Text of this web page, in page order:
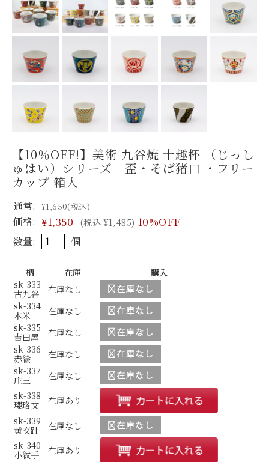
【10％OFF!】美術 九谷焼 十趣杯 （じっし
ゅはい）シリーズ 盃・そば猪口 ・フリー
カップ 箱入
通常: ¥1,650(税込)
価格: ¥1,350 (税込 ¥1,485) 10%OFF
数量: 個
柄 在庫
購入
sk-333
古九谷
在庫なし
sk-334
木米
在庫なし
sk-335
吉田屋
在庫なし
sk-336
赤絵
在庫なし
sk-337
庄三
在庫なし
sk-338
瓔珞文
在庫あり
sk-339
黄交趾
在庫なし
sk-340
小紋手
在庫あり